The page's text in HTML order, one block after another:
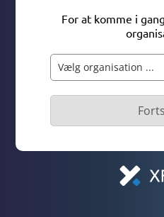
For at komme i
Vælg organisation ...